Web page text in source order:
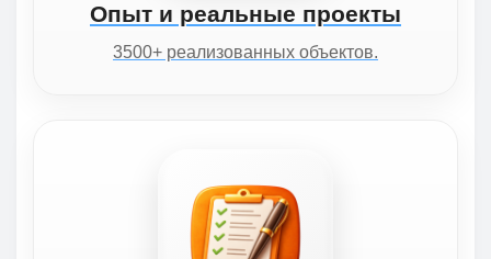
Опыт и реальные проекты
3500+ реализованных объектов.